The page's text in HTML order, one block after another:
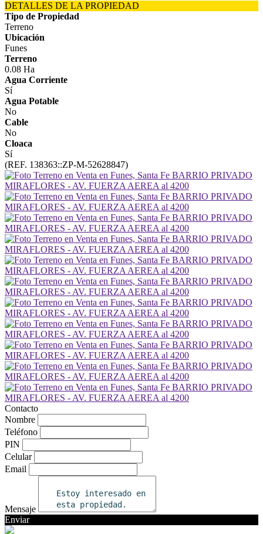
DETALLES DE LA PROPIEDAD
Tipo de Propiedad
Terreno
Ubicación
Funes
Terreno
0.08 Ha
Agua Corriente
Sí
Agua Potable
No
Cable
No
Cloaca
Sí
(REF. 138363::ZP-M-52628847)
Contacto
Nombre
Teléfono
PIN
Celular
Email
Mensaje
Enviar